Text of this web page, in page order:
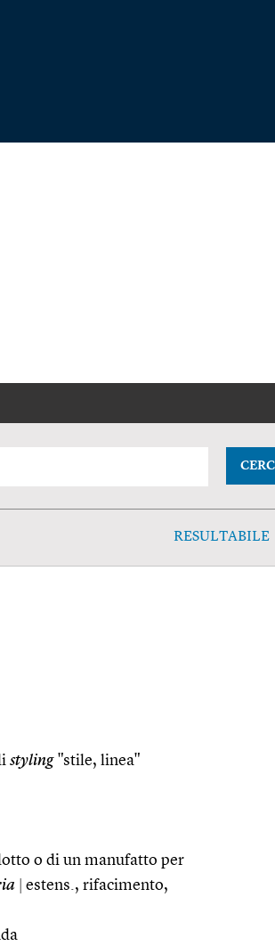
RESULTABILE
styling"stile, linea"
o di un manufatto per
estens., rifacimento,